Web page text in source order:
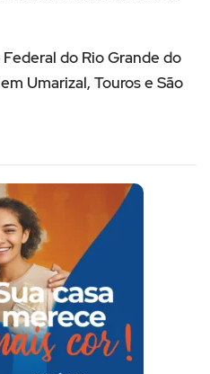
do Rio Grande do
Umarizal, Touros e São